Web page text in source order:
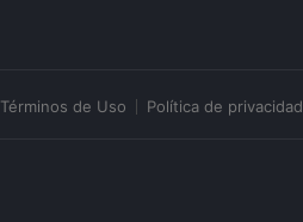
Términos de Uso Política de privacidad